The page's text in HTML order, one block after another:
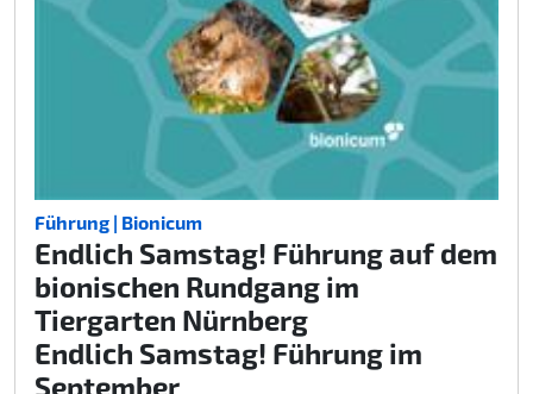
Führung | Bionicum
Endlich Samstag! Führung auf dem
bionischen Rundgang im
Tiergarten Nürnberg
Endlich Samstag! Führung im
September